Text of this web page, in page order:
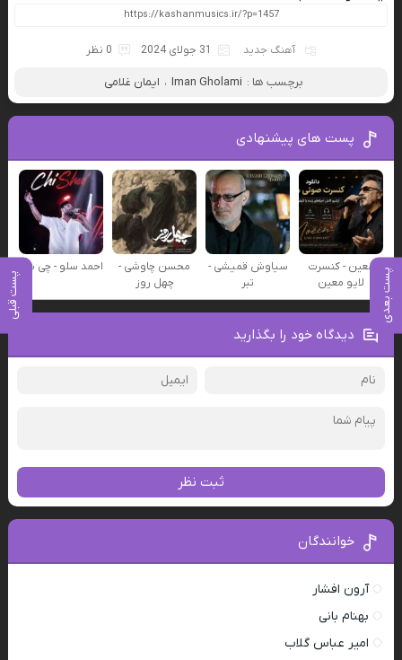
پست بعدی پست قبلی
آهنگ جدید 31 جولای 2024 0 نظر
برچسب ها : Iman Gholami ، ایمان غلامی
پست های پیشنهادی
معین - کنسرت
لایو معین
سیاوش قمیشی -
تبر
محسن چاوشی -
چهل روز
احمد سلو - چی شد
دیدگاه خود را بگذارید
ثبت نظر
خوانندگان
آرون افشار
بهنام بانی
امیر عباس گلاب